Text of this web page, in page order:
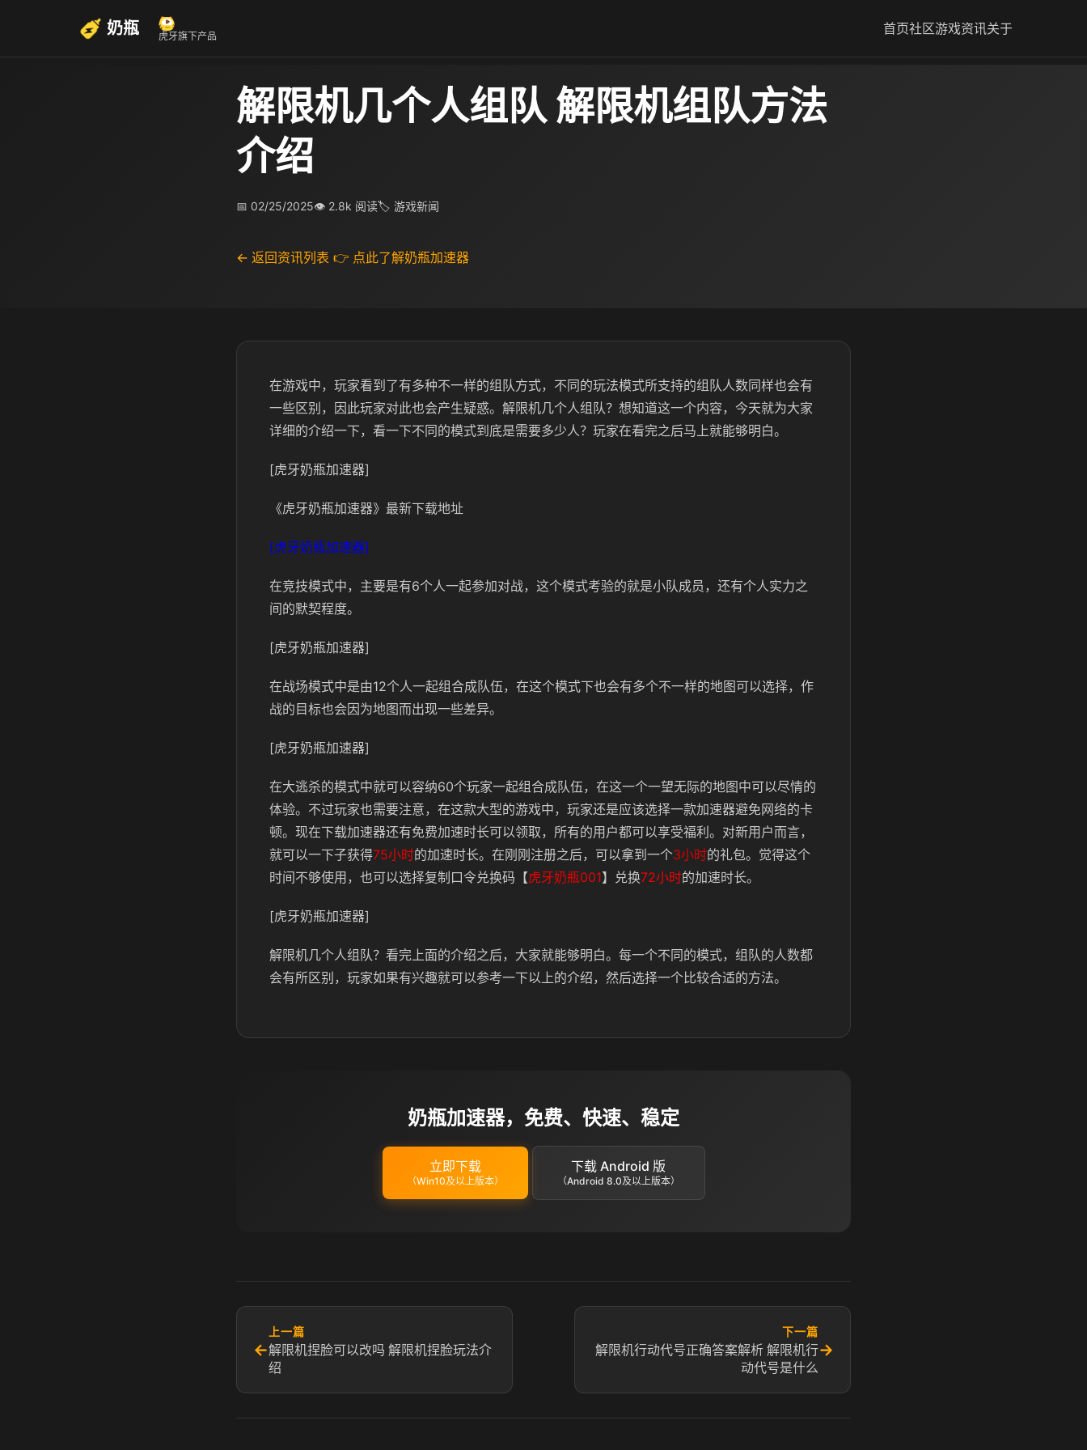
奶瓶 虎牙旗下产品 首页社区游戏资讯关于
解限机几个人组队 解限机组队方法
介绍
📅 02/25/2025👁 2.8k 阅读🏷 游戏新闻
← 返回资讯列表 👉 点此了解奶瓶加速器
在游戏中，玩家看到了有多种不一样的组队方式，不同的玩法模式所支持的组队人数同样也会有
一些区别，因此玩家对此也会产生疑惑。解限机几个人组队？想知道这一个内容，今天就为大家
详细的介绍一下，看一下不同的模式到底是需要多少人？玩家在看完之后马上就能够明白。
[虎牙奶瓶加速器]
《虎牙奶瓶加速器》最新下载地址
[虎牙奶瓶加速器]
在竞技模式中，主要是有6个人一起参加对战，这个模式考验的就是小队成员，还有个人实力之
间的默契程度。
[虎牙奶瓶加速器]
在战场模式中是由12个人一起组合成队伍，在这个模式下也会有多个不一样的地图可以选择，作
战的目标也会因为地图而出现一些差异。
[虎牙奶瓶加速器]
在大逃杀的模式中就可以容纳60个玩家一起组合成队伍，在这一个一望无际的地图中可以尽情的
体验。不过玩家也需要注意，在这款大型的游戏中，玩家还是应该选择一款加速器避免网络的卡
顿。现在下载加速器还有免费加速时长可以领取，所有的用户都可以享受福利。对新用户而言，
就可以一下子获得75小时的加速时长。在刚刚注册之后，可以拿到一个3小时的礼包。觉得这个
时间不够使用，也可以选择复制口令兑换码【虎牙奶瓶001】兑换72小时的加速时长。
[虎牙奶瓶加速器]
解限机几个人组队？看完上面的介绍之后，大家就能够明白。每一个不同的模式，组队的人数都
会有所区别，玩家如果有兴趣就可以参考一下以上的介绍，然后选择一个比较合适的方法。
奶瓶加速器，免费、快速、稳定
立即下载
（Win10及以上版本）
下载 Android 版
（Android 8.0及以上版本）
←
上一篇
解限机捏脸可以改吗 解限机捏脸玩法介
绍
下一篇
解限机行动代号正确答案解析 解限机行
动代号是什么
→